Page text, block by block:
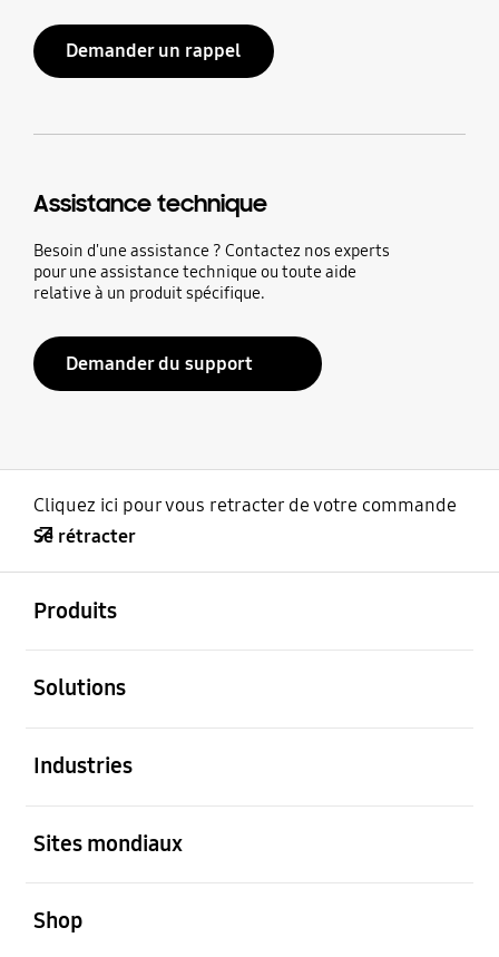
Demander un rappel
Assistance technique
Besoin d'une assistance ? Contactez nos experts
pour une assistance technique ou toute aide
relative à un produit spécifique.
Demander du support
Cliquez ici pour vous retracter de votre commande
Se rétracter
Produits
Solutions
Industries
Sites mondiaux
Shop